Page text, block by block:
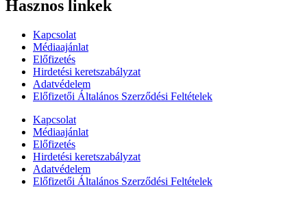
Hasznos linkek
Kapcsolat
Médiaajánlat
Előfizetés
Hirdetési keretszabályzat
Adatvédelem
Előfizetői Általános Szerződési Feltételek
Kapcsolat
Médiaajánlat
Előfizetés
Hirdetési keretszabályzat
Adatvédelem
Előfizetői Általános Szerződési Feltételek